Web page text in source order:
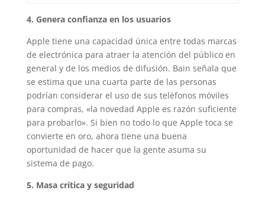
4. Genera confianza en los usuarios
Apple tiene una capacidad única entre todas marcas
de electrónica para atraer la atención del público en
general y de los medios de difusión. Bain señala que
se estima que una cuarta parte de las personas
podrían considerar el uso de sus teléfonos móviles
para compras, «la novedad Apple es razón suficiente
para probarlo». Si bien no todo lo que Apple toca se
convierte en oro, ahora tiene una buena
oportunidad de hacer que la gente asuma su
sistema de pago.
5. Masa crítica y seguridad